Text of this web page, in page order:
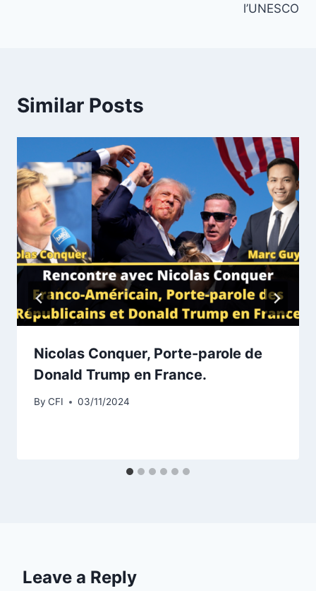
l’UNESCO
Similar Posts
Nicolas Conquer, Porte-parole de
Donald Trump en France.
By CFI 03/11/2024
Leave a Reply